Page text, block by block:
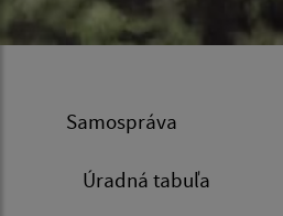
Samospráva
Úradná tabuľa